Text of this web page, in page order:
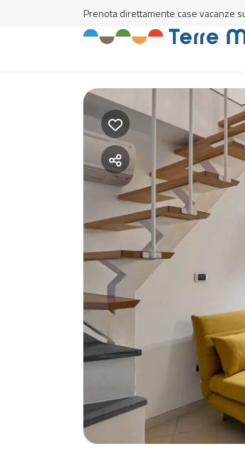
Prenota direttamente case vacanze